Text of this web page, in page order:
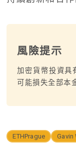
風險提示
加密貨幣投資具
可能損失全部本
ETHPrague Gavin